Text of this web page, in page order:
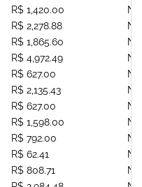
R$ 1,420.00
R$ 2,278.88
R$ 1,865.60
R$ 4,972.49
R$ 627.00
R$ 2,135.43
R$ 627.00
R$ 1,598.00
R$ 792.00
R$ 62.41
R$ 808.71